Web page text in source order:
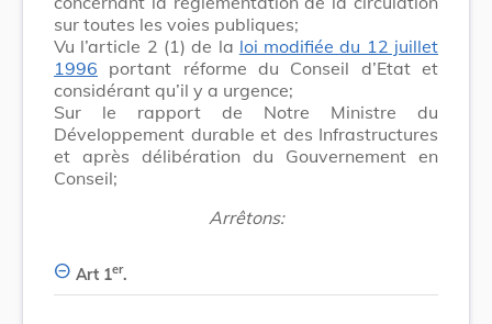
sur toutes les voies publiques;
Vu l’article 2 (1) de la loi modifiée du 12 juillet
1996 portant réforme du Conseil d’Etat et
considérant qu’il y a urgence;
Sur le rapport de Notre Ministre du
Développement durable et des Infrastructures
et après délibération du Gouvernement en
Conseil;
Arrêtons:
Art 1er.